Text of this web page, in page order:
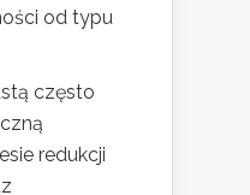
od typu
często
redukcji